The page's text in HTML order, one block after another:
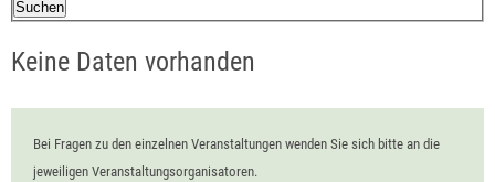
Keine Daten vorhanden
Bei Fragen zu den einzelnen Veranstaltungen wenden Sie sich bitte an die
jeweiligen Veranstaltungsorganisatoren.